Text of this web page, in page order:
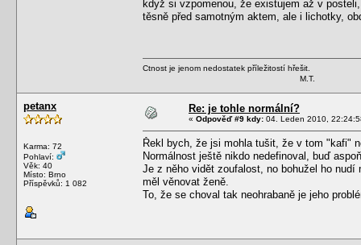
když si vzpomenou, že existujem až v
těsně před samotným aktem, ale i lichotky,
Ctnost je jenom nedostatek příležitostí hřešit.
M.T.
petanx
Karma: 72
Pohlaví:
Věk: 40
Místo: Brno
Příspěvků: 1 082
Re: je tohle normální?
« Odpověď #9 kdy: 04. Leden 2010,
Řekl bych, že jsi mohla tušit, že v tom "kafi"
Normálnost ještě nikdo nedefinoval, buď
Je z něho vidět zoufalost, no bohužel ho
měl věnovat ženě.
To, že se choval tak neohrabaně je jeho